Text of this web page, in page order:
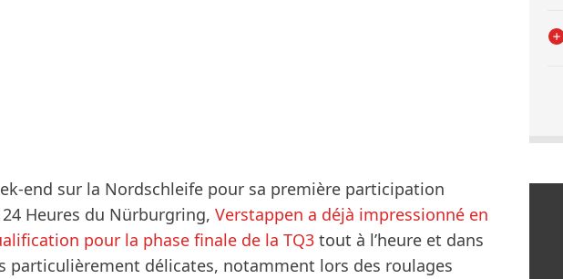
end sur la Nordschleife pour sa première participation
Heures du Nürburgring, Verstappen a déjà impressionné en
pour la phase finale de la TQ3 tout à l’heure et dans
particulièrement délicates, notamment lors des roulages